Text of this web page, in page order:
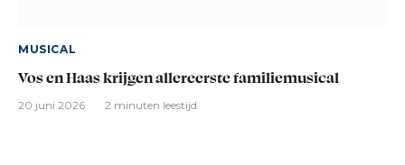
MUSICAL
Vos en Haas krijgen allereerste familiemusical
20 juni 2026 2 minuten leestijd